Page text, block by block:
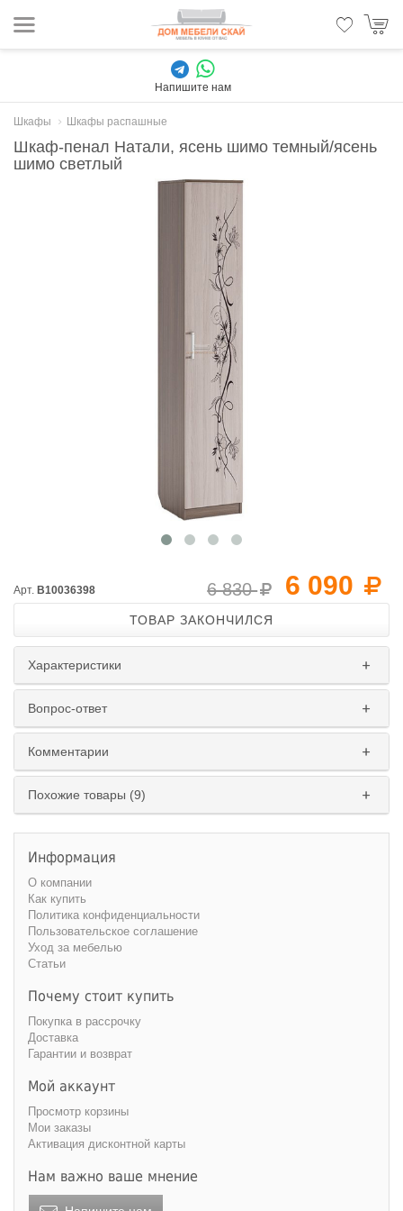
Напишите нам
Шкафы Шкафы распашные
Шкаф-пенал Натали, ясень шимо темный/ясень
шимо светлый
6 090
6 830
Арт. B10036398
ТОВАР ЗАКОНЧИЛСЯ
Характеристики
Вопрос-ответ
Комментарии
Похожие товары (9)
Информация
О компании
Как купить
Политика конфиденциальности
Пользовательское соглашение
Уход за мебелью
Статьи
Почему стоит купить
Покупка в рассрочку
Доставка
Гарантии и возврат
Мой аккаунт
Просмотр корзины
Мои заказы
Активация дисконтной карты
Нам важно ваше мнение